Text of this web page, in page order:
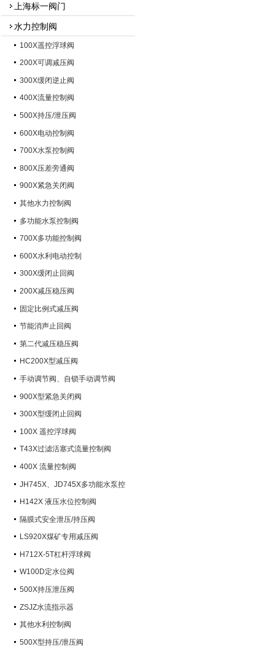
上海标一阀门
水力控制阀
100X遥控浮球阀
200X可调减压阀
300X缓闭逆止阀
400X流量控制阀
500X持压/泄压阀
600X电动控制阀
700X水泵控制阀
800X压差旁通阀
900X紧急关闭阀
其他水力控制阀
多功能水泵控制阀
700X多功能控制阀
600X水利电动控制
300X缓闭止回阀
200X减压稳压阀
固定比例式减压阀
节能消声止回阀
第二代减压稳压阀
HC200X型减压阀
手动调节阀、自锁手动调节阀
900X型紧急关闭阀
300X型缓闭止回阀
100X 遥控浮球阀
T43X过滤活塞式流量控制阀
400X 流量控制阀
JH745X、JD745X多功能水泵控
制阀H142X 液压水位控制阀
隔膜式安全泄压/持压阀
LS920X煤矿专用减压阀
H712X-5T杠杆浮球阀
W100D定水位阀
500X持压泄压阀
ZSJZ水流指示器
其他水利控制阀
500X型持压/泄压阀